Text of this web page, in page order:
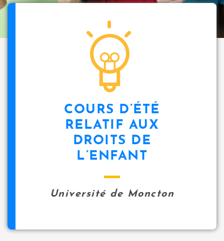
COURS D’ÉTÉ
RELATIF AUX
DROITS DE
L’ENFANT
Université de Moncton